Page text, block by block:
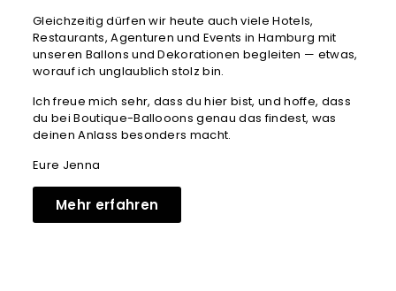
Gleichzeitig dürfen wir heute auch viele Hotels,
Restaurants, Agenturen und Events in Hamburg mit
unseren Ballons und Dekorationen begleiten — etwas,
worauf ich unglaublich stolz bin.
Ich freue mich sehr, dass du hier bist, und hoffe, dass
du bei Boutique-Ballooons genau das findest, was
deinen Anlass besonders macht.
Eure Jenna
Mehr erfahren